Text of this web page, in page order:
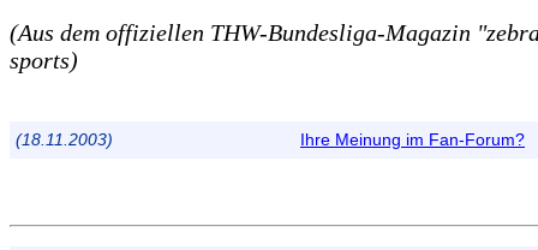
(Aus dem offiziellen THW-Bundesliga-Magazin
sports)
(18.11.2003) Ihre Meinung im Fan-Forum?